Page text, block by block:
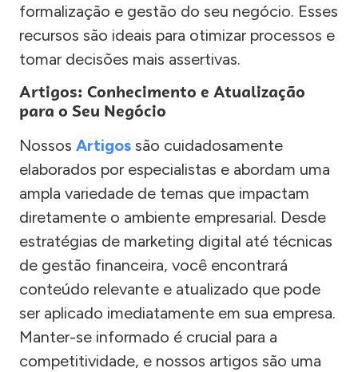
formalização e gestão do seu negócio. Esses
recursos são ideais para otimizar processos e
tomar decisões mais assertivas.
Artigos: Conhecimento e Atualização
para o Seu Negócio
Nossos Artigos são cuidadosamente
elaborados por especialistas e abordam uma
ampla variedade de temas que impactam
diretamente o ambiente empresarial. Desde
estratégias de marketing digital até técnicas
de gestão financeira, você encontrará
conteúdo relevante e atualizado que pode
ser aplicado imediatamente em sua empresa.
Manter-se informado é crucial para a
competitividade, e nossos artigos são uma